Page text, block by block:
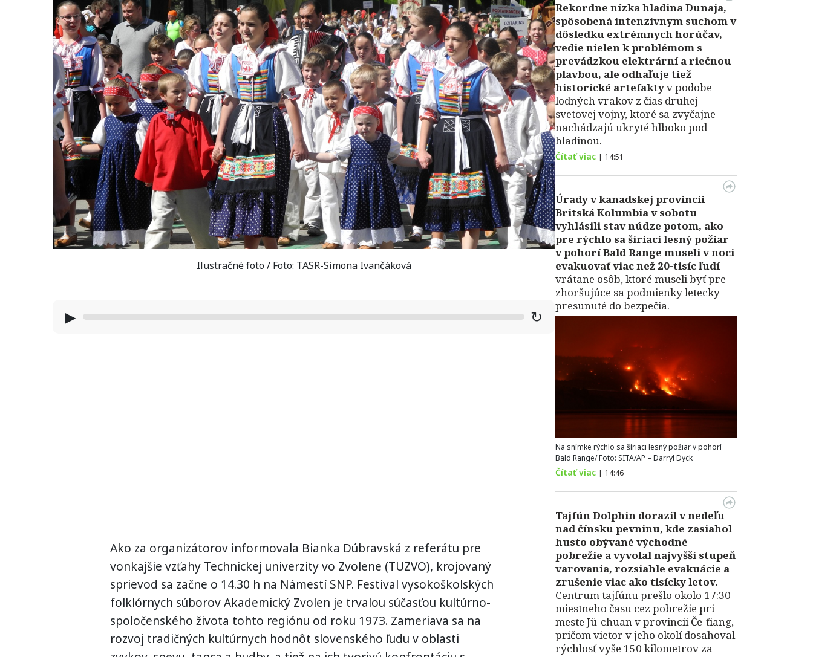
Ilustračné foto / Foto: TASR-Simona Ivančáková
▶ ↻
Ako za organizátorov informovala Bianka Dúbravská z referátu pre
vonkajšie vzťahy Technickej univerzity vo Zvolene (TUZVO), krojovaný
sprievod sa začne o 14.30 h na Námestí SNP. Festival vysokoškolských
folklórnych súborov Akademický Zvolen je trvalou súčasťou kultúrno-
spoločenského života tohto regiónu od roku 1973. Zameriava sa na
rozvoj tradičných kultúrnych hodnôt slovenského ľudu v oblasti
Rekordne nízka hladina Dunaja,
spôsobená intenzívnym suchom v
dôsledku extrémnych horúčav,
vedie nielen k problémom s
prevádzkou elektrární a riečnou
plavbou, ale odhaľuje tiež
historické artefaktyv podobe
lodných vrakov z čias druhej
svetovej vojny, ktoré sa zvyčajne
nachádzajú ukryté hlboko pod
hladinou.
Čítať viac | 14:51
Úrady v kanadskej provincii
Britská Kolumbia v sobotu
vyhlásili stav núdze potom, ako
pre rýchlo sa šíriaci lesný požiar
v pohorí Bald Range museli v noci
evakuovať viac než 20-tisíc ľudí
vrátane osôb, ktoré museli byť pre
zhoršujúce sa podmienky letecky
presunuté do bezpečia.
Na snímke rýchlo sa šíriaci lesný požiar v pohorí
Bald Range/ Foto: SITA/AP – Darryl Dyck
Čítať viac | 14:46
Tajfún Dolphin dorazil v nedeľu
nad čínsku pevninu, kde zasiahol
husto obývané východné
pobrežie a vyvolal najvyšší stupeň
varovania, rozsiahle evakuácie a
zrušenie viac ako tisícky letov.
Centrum tajfúnu prešlo okolo 17:30
miestneho času cez pobrežie pri
meste Jü-chuan v provincii Če-ťiang,
pričom vietor v jeho okolí dosahoval
rýchlosť vyše 150 kilometrov za